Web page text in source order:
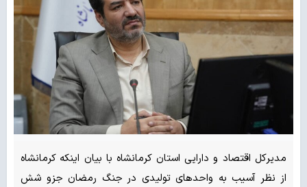
مدیرکل اقتصاد و دارایی استان کرمانشاه با بیان اینکه کرمانشاه
از نظر آسیب به واحدهای تولیدی در جنگ رمضان جزو شش